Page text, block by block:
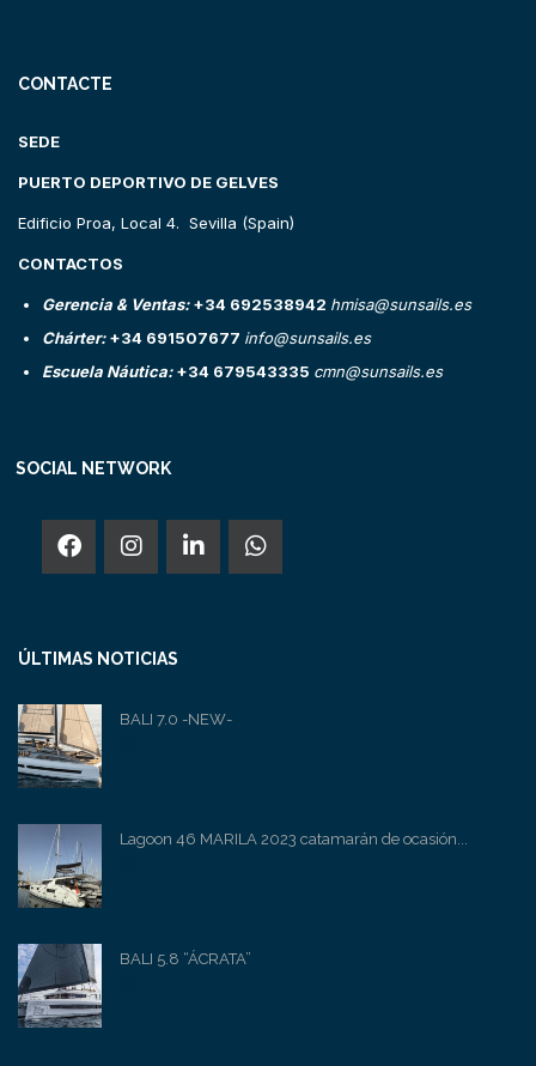
CONTACTE
SEDE
PUERTO DEPORTIVO DE GELVES
Edificio Proa, Local 4. Sevilla (Spain)
CONTACTOS
Gerencia & Ventas:+34 692538942 hmisa@sunsails.es
Chárter:+34 691507677 info@sunsails.es
Escuela Náutica:+34 679543335 cmn@sunsails.es
SOCIAL NETWORK
ÚLTIMAS NOTICIAS
BALI 7.0 -NEW-
Lagoon 46 MARILA 2023 catamarán de ocasión...
BALI 5.8 “ÁCRATA”